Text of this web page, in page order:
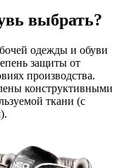
выбрать?
одежды и обуви
защиты от
производства.
конструктивными
ткани (с